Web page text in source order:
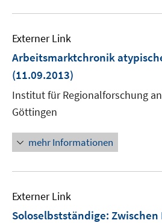
Externer Link
Arbeitsmarktchronik
(11.09.2013)
Institut für Regionalforschung
Göttingen
mehr Informationen
Externer Link
Soloselbstständige: